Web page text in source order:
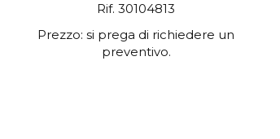
Rif. 30104813
Prezzo: si prega di richiedere un
preventivo.